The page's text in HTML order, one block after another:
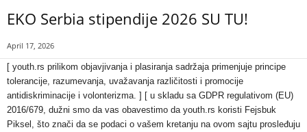
EKO Serbia stipendije 2026 SU TU!
April 17, 2026
[ youth.rs prilikom objavjivanja i plasiranja sadržaja primenjuje principe
tolerancije, razumevanja, uvažavanja različitosti i promocije
antidiskriminacije i volonterizma. ] [ u skladu sa GDPR regulativom (EU)
2016/679, dužni smo da vas obavestimo da youth.rs koristi Fejsbuk
Piksel, što znači da se podaci o vašem kretanju na ovom sajtu prosleđuju